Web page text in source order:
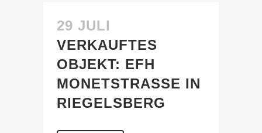
29 JULI
VERKAUFTES
OBJEKT: EFH
MONETSTRASSE IN R
IEGELSBERG